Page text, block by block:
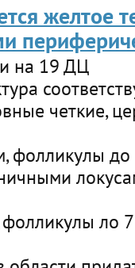
желтое
на 19 ДЦ
четкие,
фолликулы до
ло